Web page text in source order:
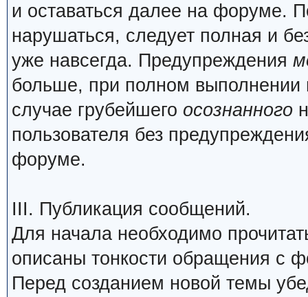
и оставаться далее на форуме.
нарушаться, следует полная и
уже навсегда. Предупреждения
больше, при полном
случае грубейшего осознанного
пользователя без
форуме.
III. Публикация сообщений.
Для начала необходимо
описаны тонкости обращения с
Перед созданием новой темы